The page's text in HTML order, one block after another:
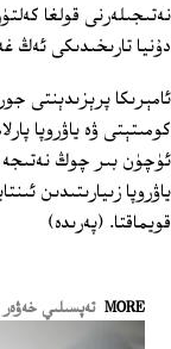
نەتىجىلەرنى قولغا
دۇنيا تارىخىدىكى ئەڭ
ئامېرىكا پرېزىدېنتى
كومىتېتى ۋە ياۋروپا
ئۈچۈن بىر چوڭ نەتىجە
ياۋروپا زىيارىتىدىن
قويماقتا. (پەرىدە)
MORE تەپسىلىي خەۋەر